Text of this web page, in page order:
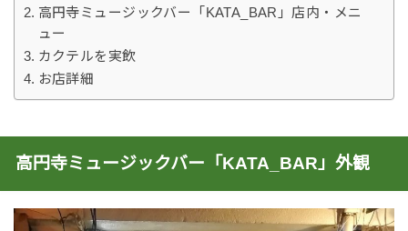
高円寺ミュージックバー「KATA_BAR」店内・メニ
ュー
カクテルを実飲
お店詳細
高円寺ミュージックバー「KATA_BAR」外観